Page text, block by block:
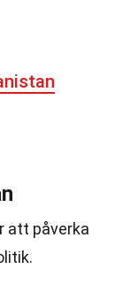
att påverka